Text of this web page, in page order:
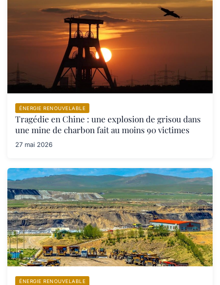
ÉNERGIE RENOUVELABLE
Tragédie en Chine : une explosion de grisou dans
une mine de charbon fait au moins 90 victimes
27 mai 2026
ÉNERGIE RENOUVELABLE